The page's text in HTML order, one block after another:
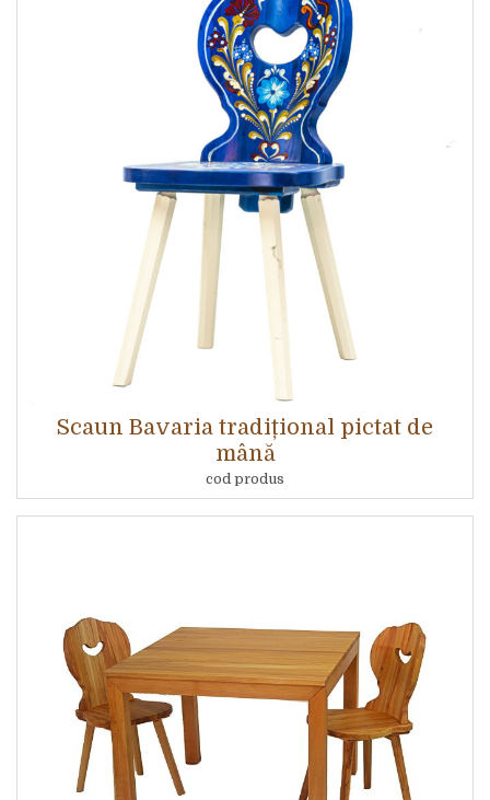
Scaun Bavaria tradițional pictat de
mână
cod produs